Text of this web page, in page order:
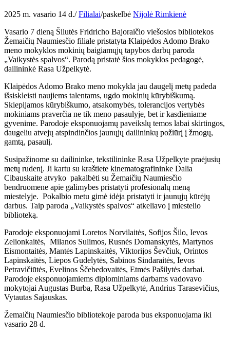
2025 m. vasario 14 d./ Filialai/paskelbė Nijolė Rimkienė
Vasario 7 dieną Šilutės Fridricho Bajoraičio viešosios bibliotekos
Žemaičių Naumiesčio filiale pristatyta Klaipėdos Adomo Brako
meno mokyklos mokinių baigiamųjų tapybos darbų paroda
„Vaikystės spalvos“. Parodą pristatė šios mokyklos pedagogė,
dailininkė Rasa Užpelkytė.
Klaipėdos Adomo Brako meno mokykla jau daugelį metų padeda
išsiskleisti naujiems talentams, ugdo mokinių kūrybiškumą.
Skiepijamos kūrybiškumo, atsakomybės, tolerancijos vertybės
mokiniams praverčia ne tik meno pasaulyje, bet ir kasdieniame
gyvenime. Parodoje eksponuojamų paveikslų temos labai skirtingos,
daugeliu atvejų atspindinčios jaunųjų dailininkų požiūrį į žmogų,
gamtą, pasaulį.
Susipažinome su dailininke, tekstilininke Rasa Užpelkyte praėjusių
metų rudenį. Ji kartu su kraštiete kinematografininke Dalia
Cibauskaite atvyko pakalbėti su Žemaičių Naumiesčio
bendruomene apie galimybes pristatyti profesionalų meną
miestelyje. Pokalbio metu gimė idėja pristatyti ir jaunųjų kūrėjų
darbus. Taip paroda „Vaikystės spalvos“ atkeliavo į miestelio
biblioteką.
Parodoje eksponuojami Loretos Norvilaitės, Sofijos Šilo, Ievos
Zelionkaitės, Milanos Sulimos, Rusnės Domanskytės, Martynos
Eismontaitės, Mantės Lapinskaitės, Viktorijos Ševčiuk, Orintos
Lapinskaitės, Liepos Gudelytės, Sabinos Sindaraitės, Ievos
Petravičiūtės, Evelinos Ščebedovaitės, Etmės Pašilytės darbai.
Parodoje eksponuojamiems diplominiams darbams vadovavo
mokytojai Augustas Burba, Rasa Užpelkytė, Andrius Tarasevičius,
Vytautas Sajauskas.
Žemaičių Naumiesčio bibliotekoje paroda bus eksponuojama iki
vasario 28 d.